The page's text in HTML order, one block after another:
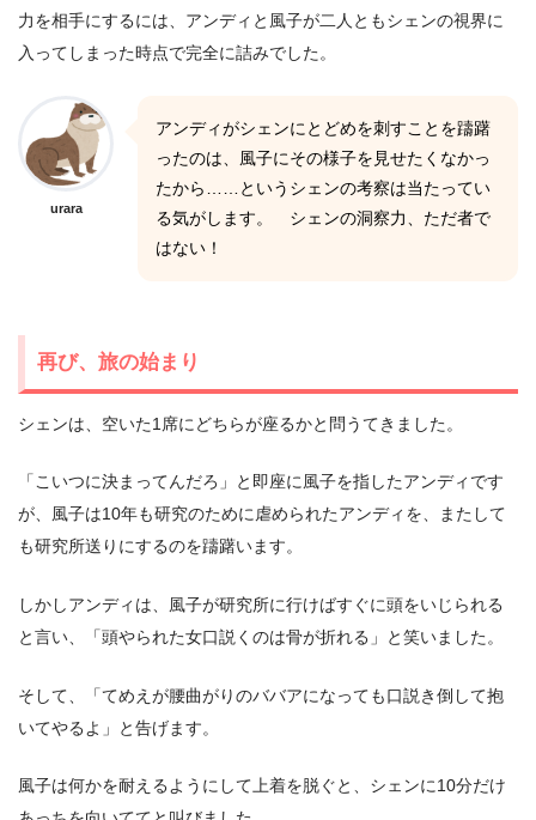
力を相手にするには、アンディと風子が二人ともシェンの視界に
入ってしまった時点で完全に詰みでした。
urara
アンディがシェンにとどめを刺すことを躊躇
ったのは、風子にその様子を見せたくなかっ
たから……というシェンの考察は当たってい
る気がします。 シェンの洞察力、ただ者で
はない！
再び、旅の始まり
シェンは、空いた1席にどちらが座るかと問うてきました。
「こいつに決まってんだろ」と即座に風子を指したアンディです
が、風子は10年も研究のために虐められたアンディを、またして
も研究所送りにするのを躊躇います。
しかしアンディは、風子が研究所に行けばすぐに頭をいじられる
と言い、「頭やられた女口説くのは骨が折れる」と笑いました。
そして、「てめえが腰曲がりのババアになっても口説き倒して抱
いてやるよ」と告げます。
風子は何かを耐えるようにして上着を脱ぐと、シェンに10分だけ